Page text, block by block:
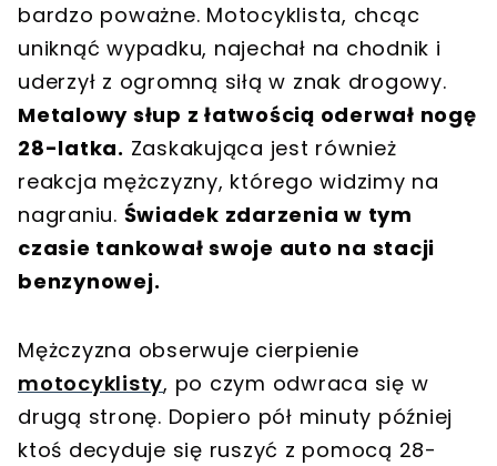
bardzo poważne. Motocyklista, chcąc
uniknąć wypadku, najechał na chodnik i
uderzył z ogromną siłą w znak drogowy.
Metalowy słup z łatwością oderwał nogę
28-latka. Zaskakująca jest również
reakcja mężczyzny, którego widzimy na
nagraniu. Świadek zdarzenia w tym
czasie tankował swoje auto na stacji
benzynowej.
Mężczyzna obserwuje cierpienie
motocyklisty, po czym odwraca się w
drugą stronę. Dopiero pół minuty później
ktoś decyduje się ruszyć z pomocą 28-